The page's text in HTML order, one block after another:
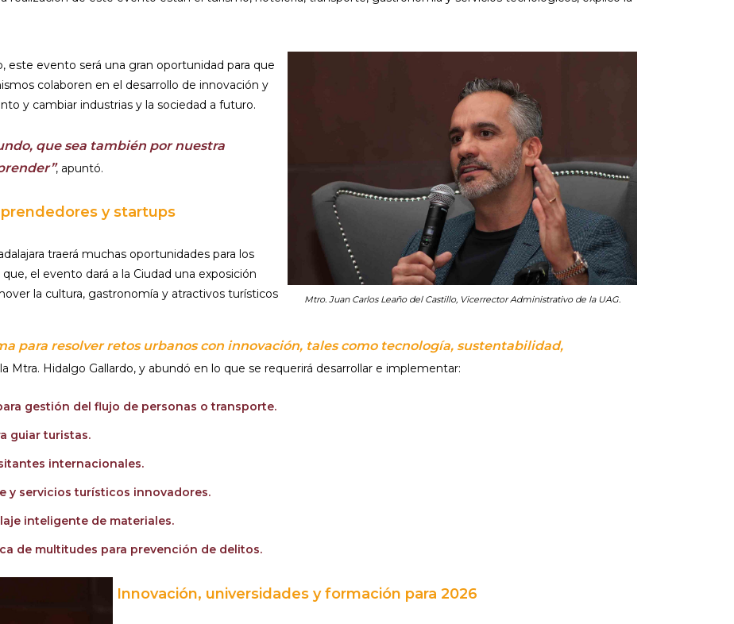
este evento será una gran oportunidad para que
colaboren en el desarrollo de innovación y
y cambiar industrias y la sociedad a futuro.
que sea también por nuestra
, apuntó.
y startups
traerá muchas oportunidades para los
el evento dará a la Ciudad una exposición
la cultura, gastronomía y atractivos turísticos
Mtro. Juan Carlos Leaño del Castillo, Vicerrector Administrativo de la UAG.
para resolver retos urbanos con innovación, tales como tecnología, sustentabilidad,
Mtra. Hidalgo Gallardo, y abundó en lo que se requerirá desarrollar e implementar:
gestión del flujo de personas o transporte.
guiar turistas.
internacionales.
y servicios turísticos innovadores.
inteligente de materiales.
de multitudes para prevención de delitos.
Innovación, universidades y formación para 2026